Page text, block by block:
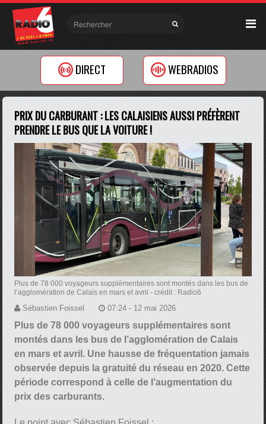
DIRECT WEBRADIOS
PRIX DU CARBURANT : LES CALAISIENS AUSSI PRÉFÈRENT
PRENDRE LE BUS QUE LA VOITURE !
Plus de 78 000 voyageurs supplémentaires sont montés dans les bus de
l’agglomération de Calais en mars et avril - crédit : Radio6
Sébastien Foissel 07:24 - 12 mai 2026
Plus de 78 000 voyageurs supplémentaires sont
montés dans les bus de l’agglomération de Calais
en mars et avril. Une hausse de fréquentation jamais
observée depuis la gratuité du réseau en 2020. Cette
période correspond à celle de l’augmentation du
prix des carburants.